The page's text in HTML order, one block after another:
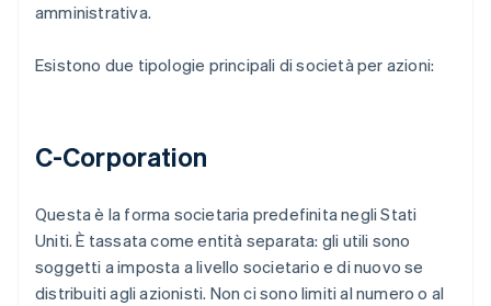
amministrativa.
Esistono due tipologie principali di società per azioni:
C-Corporation
Questa è la forma societaria predefinita negli Stati
Uniti. È tassata come entità separata: gli utili sono
soggetti a imposta a livello societario e di nuovo se
distribuiti agli azionisti. Non ci sono limiti al numero o al